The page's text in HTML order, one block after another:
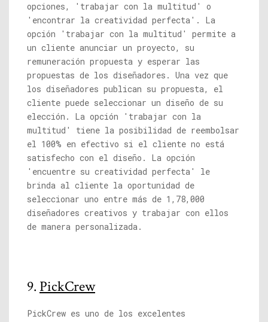
opciones, 'trabajar con la multitud' o
'encontrar la creatividad perfecta'. La
opción 'trabajar con la multitud' permite a
un cliente anunciar un proyecto, su
remuneración propuesta y esperar las
propuestas de los diseñadores. Una vez que
los diseñadores publican su propuesta, el
cliente puede seleccionar un diseño de su
elección. La opción 'trabajar con la
multitud' tiene la posibilidad de reembolsar
el 100% en efectivo si el cliente no está
satisfecho con el diseño. La opción
'encuentre su creatividad perfecta' le
brinda al cliente la oportunidad de
seleccionar uno entre más de 1,78,000
diseñadores creativos y trabajar con ellos
de manera personalizada.
9. PickCrew
PickCrew es uno de los excelentes